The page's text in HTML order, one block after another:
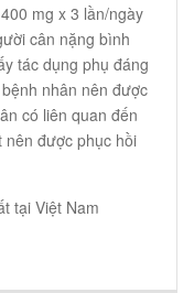
mg x 3 lần/ngày
cân nặng bình
tác dụng phụ đáng
nhân nên được
có liên quan đến
nên được phục hồi
tại Việt Nam